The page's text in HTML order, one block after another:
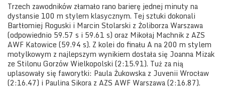
Trzech zawodników złamało rano barierę jednej minuty na
dystansie 100 m stylem klasycznym. Tej sztuki dokonali
Bartłomiej Roguski i Marcin Stolarski z Żoliborza Warszawa
(odpowiednio 59.57 s i 59.61 s) oraz Mikołaj Machnik z AZS
AWF Katowice (59.94 s). Z kolei do finału A na 200 m stylem
motylkowym z najlepszym wynikiem dostała się Joanna Mizak
ze Stilonu Gorzów Wielkopolski (2:15.91). Tuż za nią
uplasowały się faworytki: Paula Żukowska z Juvenii Wrocław
(2:16.47) i Paulina Sikora z AZS AWF Warszawa (2:16.87).